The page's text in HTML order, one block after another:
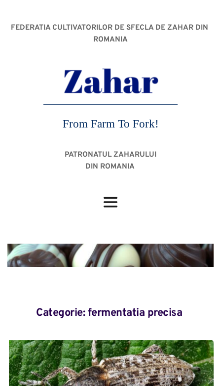
FEDERATIA CULTIVATORILOR DE SFECLA DE ZAHAR DIN
ROMANIA
From Farm To Fork!
PATRONATUL ZAHARULUI
DIN ROMANIA
Categorie: fermentatia precisa